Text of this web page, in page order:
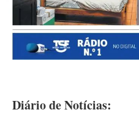
Diário de Notícias: